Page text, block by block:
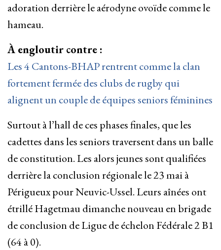
adoration derrière le aérodyne ovoïde comme le
hameau.
À engloutir contre :
Les 4 Cantons-BHAP rentrent comme la clan
fortement fermée des clubs de rugby qui
alignent un couple de équipes seniors féminines
Surtout à l’hall de ces phases finales, que les
cadettes dans les seniors traversent dans un balle
de constitution. Les alors jeunes sont qualifiées
derrière la conclusion régionale le 23 mai à
Périgueux pour Neuvic-Ussel. Leurs aînées ont
étrillé Hagetmau dimanche nouveau en brigade
de conclusion de Ligue de échelon Fédérale 2 B1
(64 à 0).